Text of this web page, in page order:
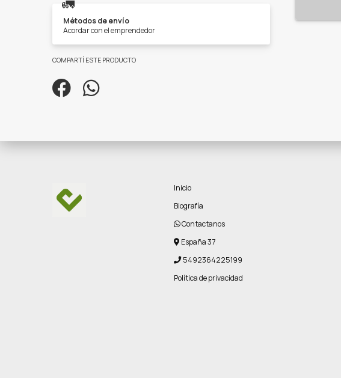
Métodos de envío
Acordar con el emprendedor
COMPARTÍ ESTE PRODUCTO
Inicio
Biografía
Contactanos
España 37
5492364225199
Política de privacidad